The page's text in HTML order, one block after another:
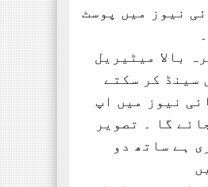
نیوز میں پوسٹ
بالا میٹیریل
سینڈ کر سکتے
نیوز میں اپ
گا ۔ تصویر
ہے ساتھ دو